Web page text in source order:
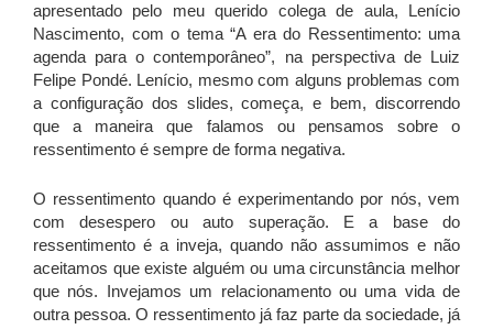
apresentado pelo meu querido colega de aula, Lenício
Nascimento, com o tema “A era do Ressentimento: uma
agenda para o contemporâneo”, na perspectiva de Luiz
Felipe Pondé. Lenício, mesmo com alguns problemas com
a configuração dos slides, começa, e bem, discorrendo
que a maneira que falamos ou pensamos sobre o
ressentimento é sempre de forma negativa.
O ressentimento quando é experimentando por nós, vem
com desespero ou auto superação. E a base do
ressentimento é a inveja, quando não assumimos e não
aceitamos que existe alguém ou uma circunstância melhor
que nós. Invejamos um relacionamento ou uma vida de
outra pessoa. O ressentimento já faz parte da sociedade, já